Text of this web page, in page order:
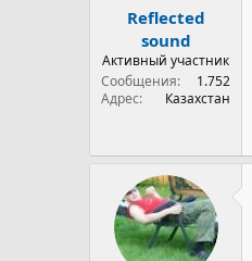
Reflected
sound
Активный участник
Сообщения
1.752
Адрес
Казахстан